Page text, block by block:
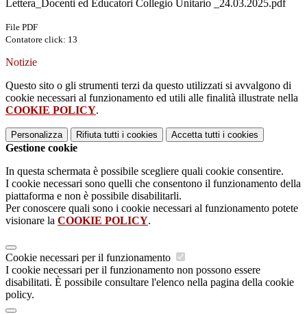
Lettera_Docenti ed Educatori Collegio Unitario _24.03.2025.pdf
File PDF
Contatore click: 13
Notizie
Questo sito o gli strumenti terzi da questo utilizzati si avvalgono di
cookie necessari al funzionamento ed utili alle finalità illustrate nella
COOKIE POLICY.
Personalizza Rifiuta tutti i cookies Accetta tutti i cookies
Gestione cookie
In questa schermata è possibile scegliere quali cookie consentire.
I cookie necessari sono quelli che consentono il funzionamento della
piattaforma e non è possibile disabilitarli.
Per conoscere quali sono i cookie necessari al funzionamento potete
visionare la COOKIE POLICY.
Cookie necessari per il funzionamento
I cookie necessari per il funzionamento non possono essere
disabilitati. È possibile consultare l'elenco nella pagina della cookie
policy.